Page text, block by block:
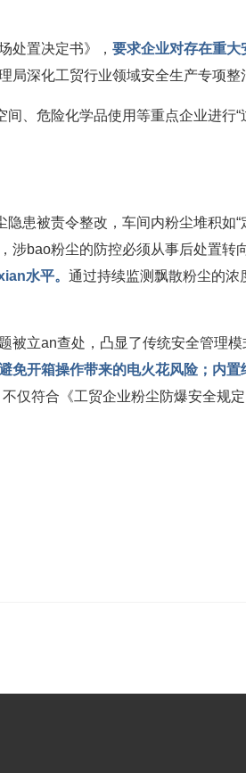
处置决定书》，要求企业对存在重大
深化工贸行业领域安全生产专项整
、危险化学品使用等重点企业进
患被责令整改，车间内粉尘堆积
涉bao粉尘的防控必须从事后处置转
水平。通过持续监测飘散粉尘的
被立an查处，凸显了传统安全管理
免开箱操作带来的电火花风险； 内置
仅符合《工贸企业粉尘防爆安全规